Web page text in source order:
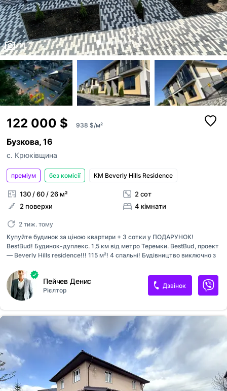
11
122 000 $ 938 $/м²
Бузкова, 16
с. Крюківщина
преміум без комісії КМ Beverly Hills Residence
130 / 60 / 26 м²
2 поверхи
2 сот
4 кімнати
2 тиж. тому
Купуйте будинок за ціною квартири + 3 сотки у ПОДАРУНОК!
BestBud! Будинок-дуплекс. 1,5 км від метро Теремки. BestBud, проект
— Beverly Hills residence!!! 115 м²! 4 спальні! Будівництво виключно з
мінеральної вати. Шикарна ділянка — 3 сотки! Індивідуальна здача в
червні 2026! Власний паркінг! Гостьовий паркінг! Газ! Світло!
Свердловина! Центральна каналізація! Усі деталі за телефоном!
Пейчев Денис
Рієлтор
Дзвінок